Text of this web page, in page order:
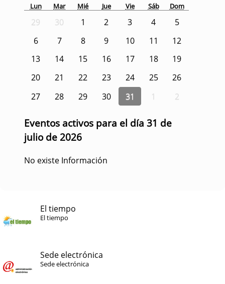
Lun Mar Mié Jue Vie Sáb Dom
29 30 1 2 3 4
5
6
7 8 9 10 11
12
13
14 15 16 17 18
19
20
21 22 23 24 25
26
27
28 29 30 31 1 2
Eventos activos para el día 31 de
julio de 2026
No existe Información
El tiempo
El tiempo
Sede electrónica
Sede electrónica